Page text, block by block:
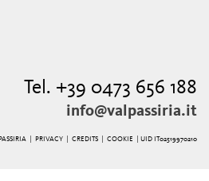
Tel. +39 0473 656 188
info@valpassiria.it
| PRIVACY| CREDITS| COOKIE | UID IT02519970210